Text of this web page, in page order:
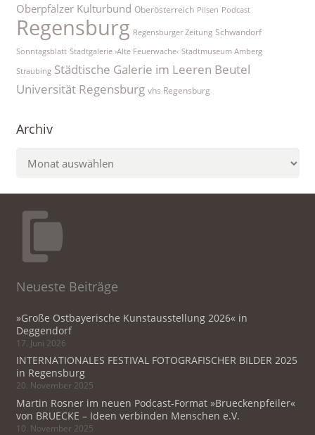
Oberpfälzer Kulturbund Oberösterreich Pilsen Podcast
Regensburg Regensburger Zeitung Schwandorf
Sonntagsblatt Stadtgalerie ›Alte Feuerwache‹ Stadtmuseum Amberg
Straubing Städtische Galerie im Leeren Beutel
Universität Regensburg vhs Regensburg
Archiv
Neueste Beiträge
»Große Ostbayerische Kunstausstellung 2026« in
Deggendorf
17. Juni 2026
INTERNATIONALES FESTIVAL FOTOGRAFISCHER BILDER 2025
in Regensburg
20. November 2025
Martin Rosner im neuen Podcast-Format »Brueckenpfeiler«
von BRUECKE – Ideen verbinden Menschen e.V.
10. November 2025